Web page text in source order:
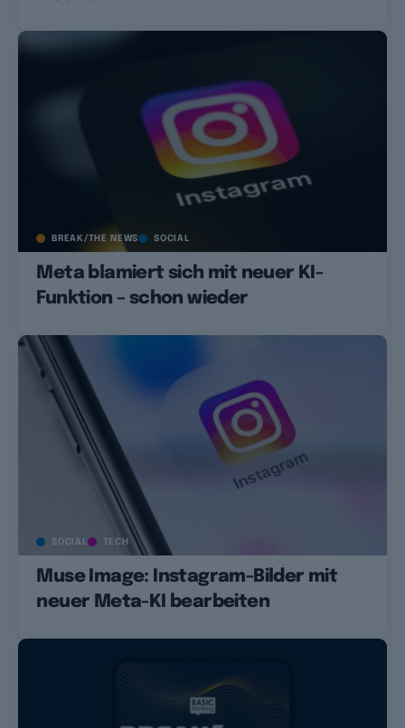
BREAK/THE NEWS SOCIAL
Meta blamiert sich mit neuer KI-
Funktion – schon wieder
SOCIAL TECH
Muse Image: Instagram-Bilder mit
neuer Meta-KI bearbeiten